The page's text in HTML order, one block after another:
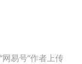
易号”作者上传